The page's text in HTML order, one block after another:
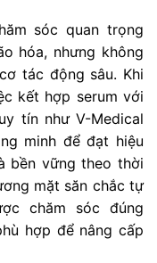
sóc quan trọng
hóa, nhưng không
tác động sâu. Khi
kết hợp serum với
tín như V-Medical
minh để đạt hiệu
bền vững theo thời
mặt săn chắc tự
chăm sóc đúng
hợp để nâng cấp